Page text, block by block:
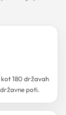
180 državah
poti.